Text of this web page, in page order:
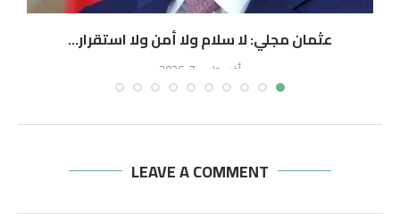
عثمان مجلي: لا سلام ولا أمن ولا استقرار...
أغسطس 7, 2026
LEAVE A COMMENT